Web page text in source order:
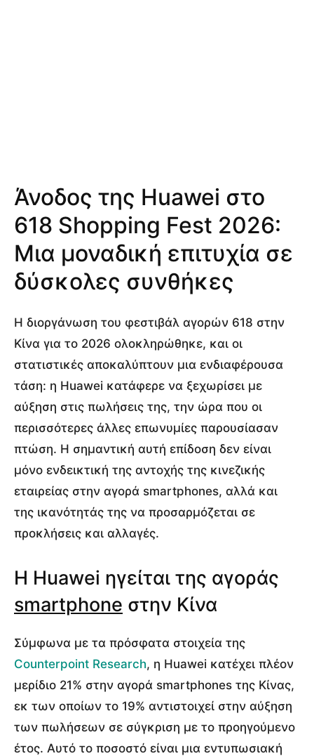
Άνοδος της Huawei στο
618 Shopping Fest 2026:
Μια μοναδική επιτυχία σε
δύσκολες συνθήκες
Η διοργάνωση του φεστιβάλ αγορών 618 στην
Κίνα για το 2026 ολοκληρώθηκε, και οι
στατιστικές αποκαλύπτουν μια ενδιαφέρουσα
τάση: η Huawei κατάφερε να ξεχωρίσει με
αύξηση στις πωλήσεις της, την ώρα που οι
περισσότερες άλλες επωνυμίες παρουσίασαν
πτώση. Η σημαντική αυτή επίδοση δεν είναι
μόνο ενδεικτική της αντοχής της κινεζικής
εταιρείας στην αγορά smartphones, αλλά και
της ικανότητάς της να προσαρμόζεται σε
προκλήσεις και αλλαγές.
Η Huawei ηγείται της αγοράς
smartphone στην Κίνα
Σύμφωνα με τα πρόσφατα στοιχεία της
Counterpoint Research, η Huawei κατέχει πλέον
μερίδιο 21% στην αγορά smartphones της Κίνας,
εκ των οποίων το 19% αντιστοιχεί στην αύξηση
των πωλήσεων σε σύγκριση με το προηγούμενο
έτος. Αυτό το ποσοστό είναι μια εντυπωσιακή